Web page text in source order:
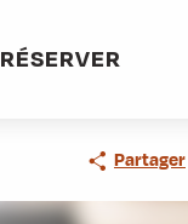
RÉSERVER
Partager